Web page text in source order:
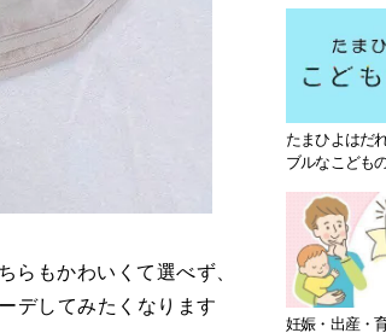
もかわいくて選べず、
デしてみたくなります
たまひよはだ
ブルなこども
妊娠・出産・